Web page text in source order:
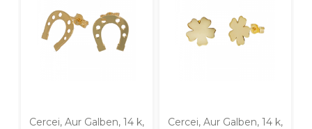
Diamante
Cercei, Aur Galben, 14 k,
Cercei, Aur Galben, 14 k,